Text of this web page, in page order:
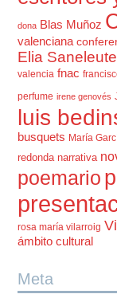
dona Blas Muñoz
valenciana
Elia
valencia fnac
perfume irene genovés
luis
busquets María
redonda narrativa
poemario
rosa maría vilarroig
ámbito cultural
Meta